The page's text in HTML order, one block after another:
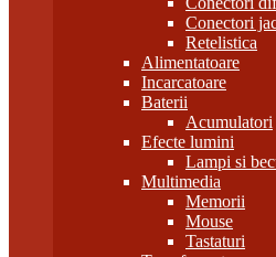
Conectori
Retelistica
Alimentatoare
Incarcatoare
Baterii
Acumulatori
Efecte lumini
Lampi si
Multimedia
Memorii
Mouse
Tastaturi